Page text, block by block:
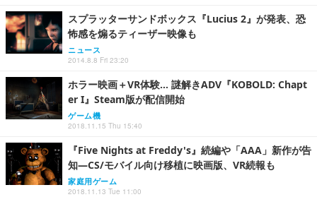
スプラッターサンドボックス『Lucius 2』が発表、恐
怖感を煽るティーザー映像も
ニュース
2014.8.8 Fri 23:20
ホラー映画＋VR体験… 謎解きADV『KOBOLD: Chapt
er I』Steam版が配信開始
ゲーム機
2018.11.15 Thu 15:40
『Five Nights at Freddy's』続編や「AAA」新作が告
知―CS/モバイル向け移植に映画版、VR続報も
家庭用ゲーム
2018.11.13 Tue 11:00